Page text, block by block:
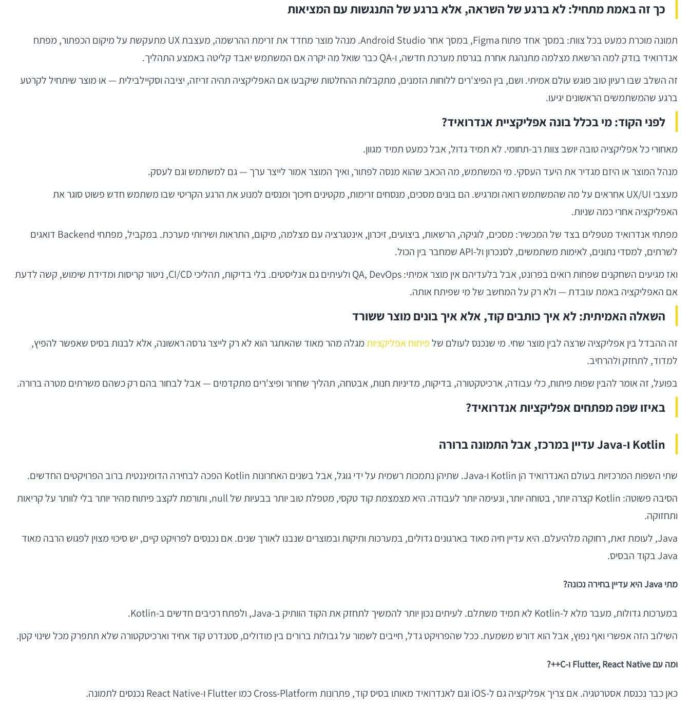
כך זה באמת מתחיל: לא ברגע של השראה, אלא ברגע של התנגשות עם המציאות
תמונה מוכרת כמעט בכל צוות: במסך אחד פתוח Figma, במסך אחר Android Studio. מנהל מוצר מחדד את זרימת ההרשמה, מעצבת UX מתעקשת על מיקום הכפתור, מפתח
אנדרואיד בודק למה הרשאת מצלמה מתנהגת אחרת בגרסת מערכת חדשה, ו-QA כבר שואל מה יקרה אם המשתמש יאבד קליטה באמצע התהליך.
זה השלב שבו רעיון טוב פוגש עולם אמיתי. ושם, בין הפיצ'רים ללוחות הזמנים, מתקבלות ההחלטות שיקבעו אם האפליקציה תהיה זריזה, יציבה וסקיילבילית — או מוצר שיתחיל לקרטע
ברגע שהמשתמשים הראשונים יגיעו.
לפני הקוד: מי בכלל בונה אפליקציית אנדרואיד?
מאחורי כל אפליקציה טובה יושב צוות רב-תחומי. לא תמיד גדול, אבל כמעט תמיד מגוון.
מנהל המוצר או היזם מגדיר את היעד העסקי. מי המשתמש, מה הכאב שהוא מנסה לפתור, ואיך המוצר אמור לייצר ערך — גם למשתמש וגם לעסק.
מעצבי UX/UI אחראים על מה שהמשתמש רואה ומרגיש. הם בונים מסכים, מנסחים זרימות, מקטינים חיכוך ומנסים למנוע את הרגע הקריטי שבו משתמש חדש פשוט סוגר את
האפליקציה אחרי כמה שניות.
מפתחי אנדרואיד מטפלים בצד של המכשיר: מסכים, לוגיקה, הרשאות, ביצועים, זיכרון, אינטגרציה עם מצלמה, מיקום, התראות ושירותי מערכת. במקביל, מפתחי Backend דואגים
לשרתים, למסדי נתונים, לאימות משתמשים, לסנכרון ול-API שמחבר בין הכול.
ואז מגיעים השחקנים שפחות רואים בפרונט, אבל בלעדיהם אין מוצר אמיתי: QA, DevOps ולעיתים גם אנליסטים. בלי בדיקות, תהליכי CI/CD, ניטור קריסות ומדידת שימוש, קשה לדעת
אם האפליקציה באמת עובדת — ולא רק על המחשב של מי שפיתח אותה.
השאלה האמיתית: לא איך כותבים קוד, אלא איך בונים מוצר ששורד
זה ההבדל בין אפליקציה שרצה לבין מוצר שחי. מי שנכנס לעולם שלפיתוח אפליקציותמגלה מהר מאוד שהאתגר הוא לא רק לייצר גרסה ראשונה, אלא לבנות בסיס שאפשר להפיץ,
למדוד, לתחזק ולהרחיב.
בפועל, זה אומר להבין שפות פיתוח, כלי עבודה, ארכיטקטורה, בדיקות, מדיניות חנות, אבטחה, תהליך שחרור ופיצ'רים מתקדמים — אבל לבחור בהם רק כשהם משרתים מטרה ברורה.
באיזו שפה מפתחים אפליקציות אנדרואיד?
Kotlin ו-Java עדיין במרכז, אבל התמונה ברורה
שתי השפות המרכזיות בעולם האנדרואיד הן Kotlin ו-Java. שתיהן נתמכות רשמית על ידי גוגל, אבל בשנים האחרונות Kotlin הפכה לבחירה הדומיננטית ברוב הפרויקטים החדשים.
הסיבה פשוטה: Kotlin קצרה יותר, בטוחה יותר, ונעימה יותר לעבודה. היא מצמצמת קוד טקסי, מטפלת טוב יותר בבעיות של null, ותורמת לקצב פיתוח מהיר יותר בלי לוותר על קריאות
ותחזוקה.
Java, לעומת זאת, רחוקה מלהיעלם. היא עדיין חיה מאוד בארגונים גדולים, במערכות ותיקות ובמוצרים שנבנו לאורך שנים. אם נכנסים לפרויקט קיים, יש סיכוי מצוין לפגוש הרבה מאוד
Java בקוד הבסיס.
מתי Java היא עדיין בחירה נכונה?
במערכות גדולות, מעבר מלא ל-Kotlin לא תמיד משתלם. לעיתים נכון יותר להמשיך לתחזק את הקוד הוותיק ב-Java, ולפתח רכיבים חדשים ב-Kotlin.
השילוב הזה אפשרי ואף נפוץ, אבל הוא דורש משמעת. ככל שהפרויקט גדל, חייבים לשמור על גבולות ברורים בין מודולים, סטנדרט קוד אחיד וארכיטקטורה שלא תתפרק מכל שינוי קטן.
ומה עם Flutter, React Native ו-C++?
כאן כבר נכנסת אסטרטגיה. אם צריך אפליקציה גם ל-iOS וגם לאנדרואיד מאותו בסיס קוד, פתרונות Cross-Platform כמו Flutter ו-React Native נכנסים לתמונה.